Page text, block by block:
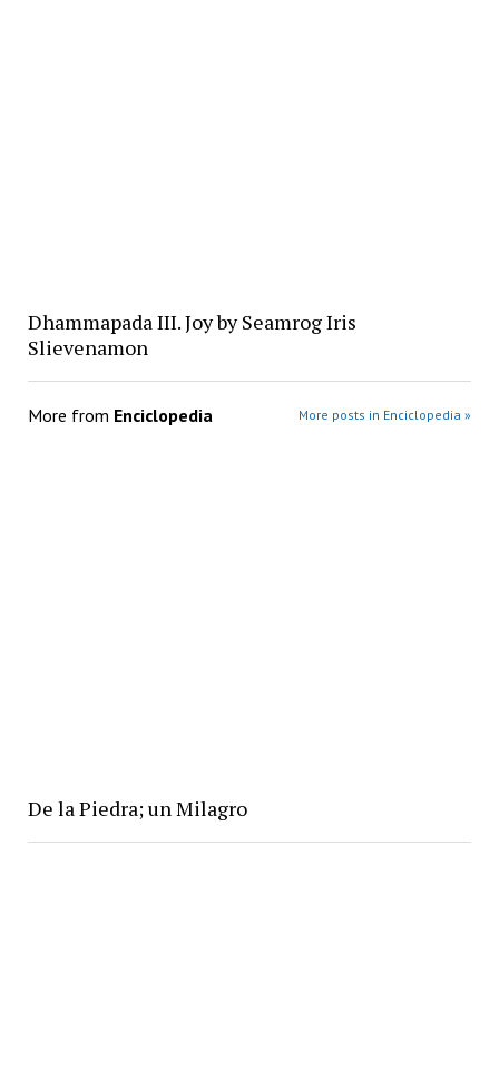
Dhammapada III. Joy by Seamrog Iris
Slievenamon
More from Enciclopedia More posts in Enciclopedia »
De la Piedra; un Milagro